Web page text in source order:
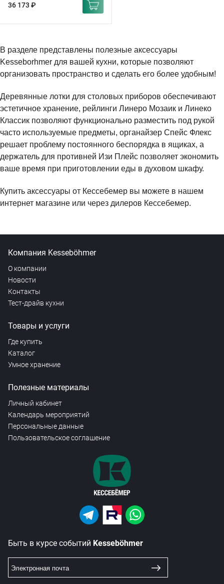
36 173 ₽
В разделе представлены полезные аксессуары
Kesseborhmer для вашей кухни, которые позволяют
организовать пространство и сделать его более удобным!
Деревянные лотки для столовых приборов обеспечивают
эстетичное хранение, рейлинги Линеро Мозаик и Линеко
Классик позволяют функционально разместить под рукой
часто используемые предметы, органайзер Спейс Флекс
решает проблему постоянного беспорядка в ящиках, а
держатель для противней Изи Плейс позволяет экономить
ваше время при приготовлении еды в духовом шкафу.
Купить аксессуары от Кессебемер вы можете в нашем
интернет магазине или через дилеров Кессебемер.
Компания Kesseböhmer
О компании
Новости
Контакты
Тест-драйв кухни
Товары и услуги
Где купить
Каталог
Умное хранение
Полезные материалы
Личный кабинет
Календарь мероприятий
Персональные данные
Пользовательское соглашение
Быть в курсе событий Kesseböhmer